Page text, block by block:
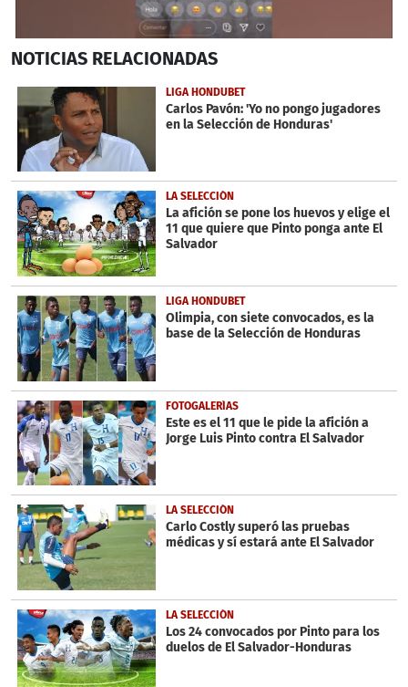
seconds
6
minutes,
39
seconds
NOTICIAS RELACIONADAS
LIGA HONDUBET
Carlos Pavón: 'Yo no pongo jugadores
en la Selección de Honduras'
LA SELECCIÓN
La afición se pone los huevos y elige el
11 que quiere que Pinto ponga ante El
Salvador
LIGA HONDUBET
Olimpia, con siete convocados, es la
base de la Selección de Honduras
FOTOGALERÍAS
Este es el 11 que le pide la afición a
Jorge Luis Pinto contra El Salvador
LA SELECCIÓN
Carlo Costly superó las pruebas
médicas y sí estará ante El Salvador
LA SELECCIÓN
Los 24 convocados por Pinto para los
duelos de El Salvador-Honduras